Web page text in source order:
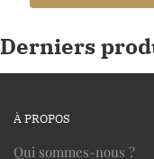
Derniers
À PROPOS
Qui sommes-nous ?